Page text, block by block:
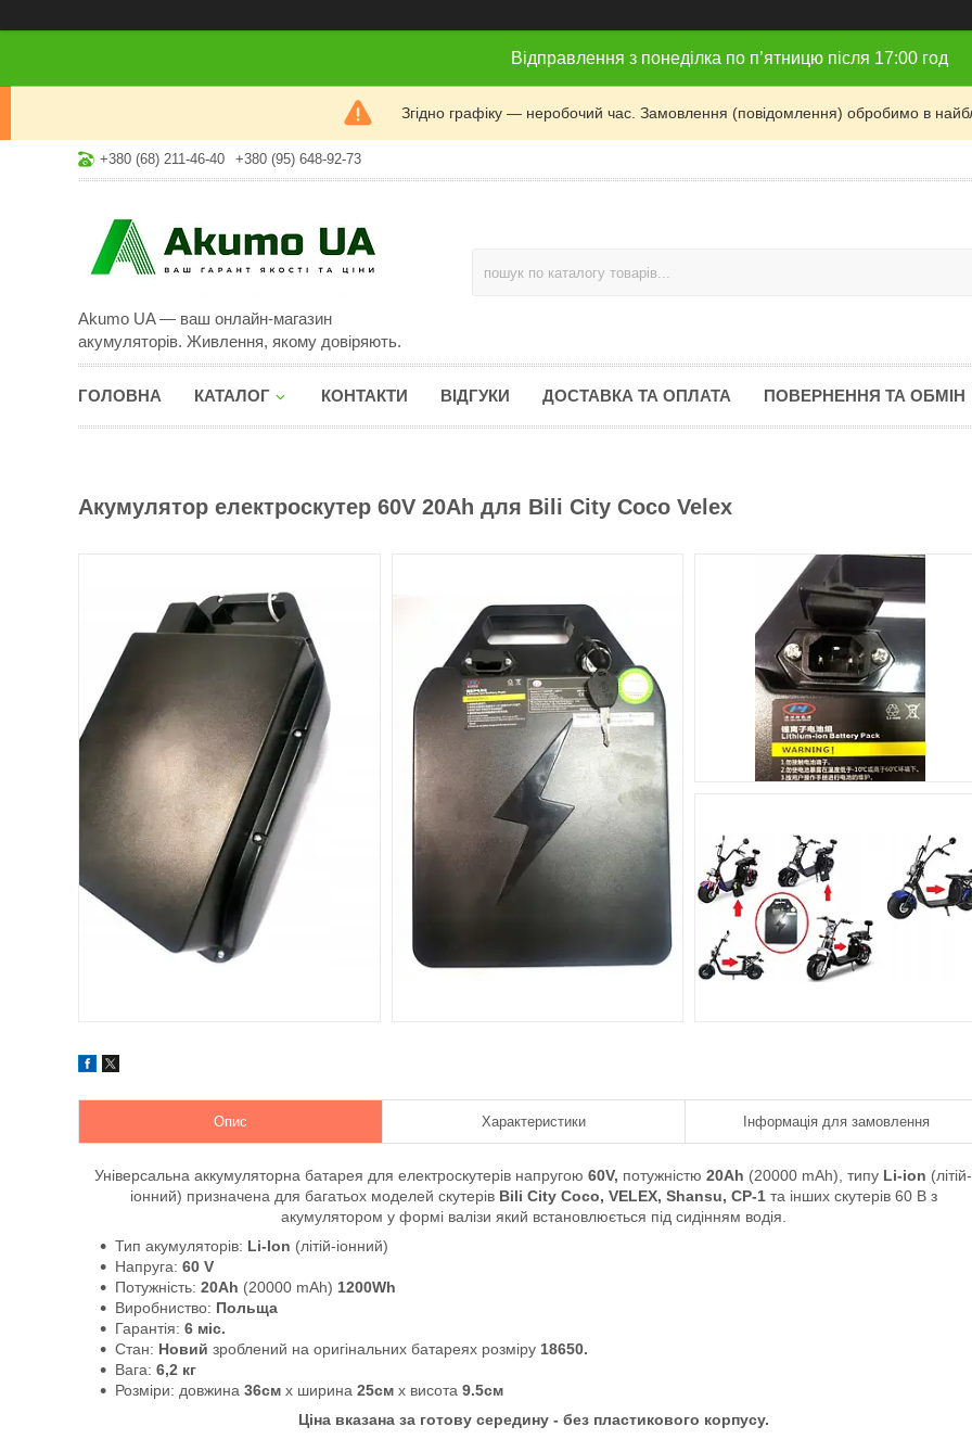
Відправлення з понеділка по п’ятницю після 17:00 год
Згідно графіку — неробочий час. Замовлення (повідомлення) обробимо в
+380 (68) 211-46-40 +380 (95) 648-92-73
Akumo UA — ваш онлайн-магазин
акумуляторів. Живлення, якому довіряють.
ГОЛОВНА КАТАЛОГ КОНТАКТИ ВІДГУКИ ДОСТАВКА ТА ОПЛАТА ПОВЕРНЕННЯ ТА ОБМІН
Акумулятор електроскутер 60V 20Ah для Bili City Coco Velex
Опис Характеристики Інформація для замовлення
Універсальна аккумуляторна батарея для електроскутерів напругою 60V, потужністю 20Ah (20000 mAh), типу Li-ion (літій-
іонний) призначена для багатьох моделей скутерів Bili City Coco, VELEX, Shansu, CP-1та інших скутерів 60 В з
акумулятором у формі валізи який встановлюється під сидінням водія.
Тип акумуляторів: Li-Ion (літій-іонний)
Напруга: 60 V
Потужність: 20Ah (20000 mAh) 1200Wh
Виробниство: Польща
Гарантія: 6 міс.
Стан: Новий зроблений на оригінальних батареях розміру 18650.
Вага: 6,2 кг
Розміри: довжина 36см х ширина 25см х висота 9.5см
Ціна вказана за готову середину - без пластикового корпусу.